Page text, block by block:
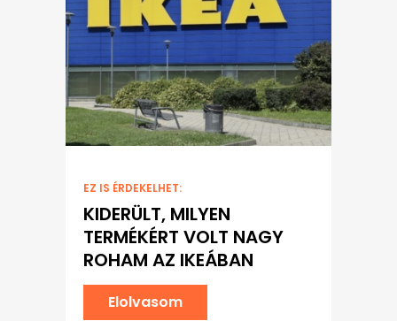
EZ IS ÉRDEKELHET:
KIDERÜLT, MILYEN
TERMÉKÉRT VOLT NAGY
ROHAM AZ IKEÁBAN
Elolvasom